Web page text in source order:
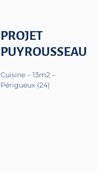
PROJET
PUYROUSSEAU
Cuisine – 13m2 –
Périgueux (24)